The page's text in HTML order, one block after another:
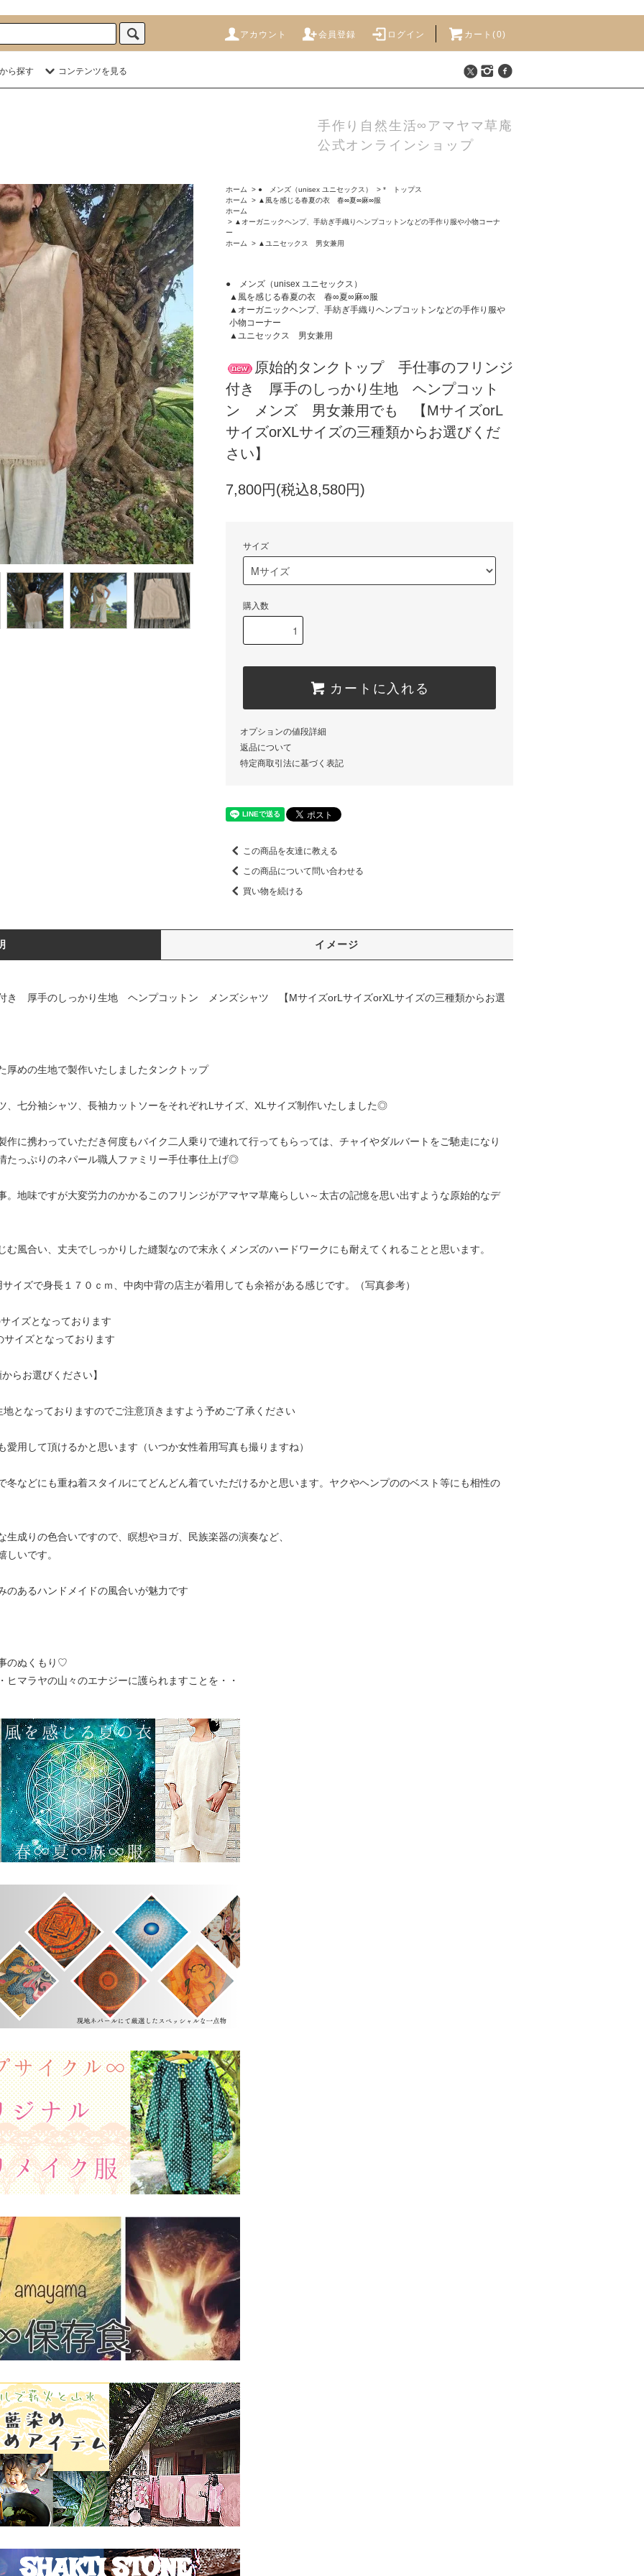
アカウント 会員登録 ログイン カート(0)
ら探す コンテンツを見る
手作り自然生活∞アマヤマ草庵
公式オンラインショップ
ホーム > ● メンズ（unisex ユニセックス） > * トップス
ホーム
> ▲風を感じる春夏の衣 春∞夏∞麻∞服
ホーム
> ▲オーガニックヘンプ、手紡ぎ手織りヘンプコットンなどの手作り服や小物コーナ
ー
ホーム
> ▲ユニセックス 男女兼用
● メンズ（unisex ユニセックス）
▲風を感じる春夏の衣 春∞夏∞麻∞服
▲オーガニックヘンプ、手紡ぎ手織りヘンプコットンなどの手作り服や
小物コーナー
▲ユニセックス 男女兼用
原始的タンクトップ 手仕事のフリンジ
付き 厚手のしっかり生地 ヘンプコット
ン メンズ 男女兼用でも 【MサイズorL
サイズorXLサイズの三種類からお選びくだ
さい】
7,800円(税込8,580円)
サイズ
購入数
カートに入れる
オプションの値段詳細
返品について
特定商取引法に基づく表記
この商品を友達に教える
この商品について問い合わせる
買い物を続ける
イメージ
き 厚手のしっかり生地 ヘンプコットン メンズシャツ 【MサイズorLサイズorXLサイズの三種類からお選
厚めの生地で製作いたしましたタンクトップ
、七分袖シャツ、長袖カットソーをそれぞれLサイズ、XLサイズ制作いたしました◎
作に携わっていただき何度もバイク二人乗りで連れて行ってもらっては、チャイやダルバートをご馳走になり
たっぷりのネパール職人ファミリー手仕事仕上げ◎
。地味ですが大変労力のかかるこのフリンジがアマヤマ草庵らしい～太古の記憶を思い出すような原始的なデ
風合い、丈夫でしっかりした縫製なので末永くメンズのハードワークにも耐えてくれることと思います。
ズで身長１７０ｃｍ、中肉中背の店主が着用しても余裕がある感じです。（写真参考）
イズとなっております
イズとなっております
らお選びください】
となっておりますのでご注意頂きますよう予めご了承ください
用して頂けるかと思います（いつか女性着用写真も撮りますね）
冬などにも重ね着スタイルにてどんどん着ていただけるかと思います。ヤクやヘンプののベスト等にも相性の
成りの色合いですので、瞑想やヨガ、民族楽器の演奏など、
いです。
のあるハンドメイドの風合いが魅力です
のぬくもり♡
マラヤの山々のエナジーに護られますことを・・